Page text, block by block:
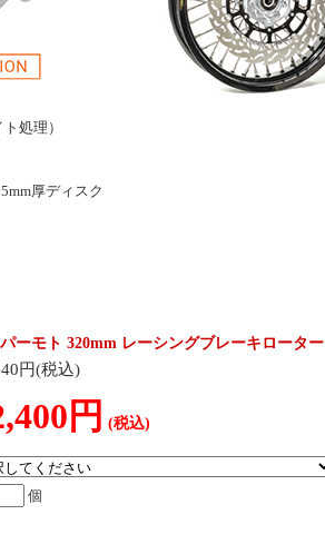
処理）
厚ディスク
ーモト 320mm レーシングブレーキローター
円(税込)
円 (税込)
個